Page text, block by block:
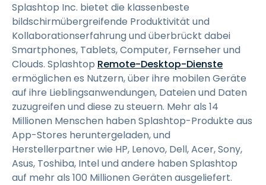
Splashtop Inc. bietet die klassenbeste
bildschirmübergreifende Produktivität und
Kollaborationserfahrung und überbrückt dabei
Smartphones, Tablets, Computer, Fernseher und
Clouds. Splashtop Remote-Desktop-Dienste
ermöglichen es Nutzern, über ihre mobilen Geräte
auf ihre Lieblingsanwendungen, Dateien und Daten
zuzugreifen und diese zu steuern. Mehr als 14
Millionen Menschen haben Splashtop-Produkte aus
App-Stores heruntergeladen, und
Herstellerpartner wie HP, Lenovo, Dell, Acer, Sony,
Asus, Toshiba, Intel und andere haben Splashtop
auf mehr als 100 Millionen Geräten ausgeliefert.